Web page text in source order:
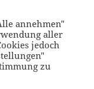
annehmen"
aller
jedoch
zu